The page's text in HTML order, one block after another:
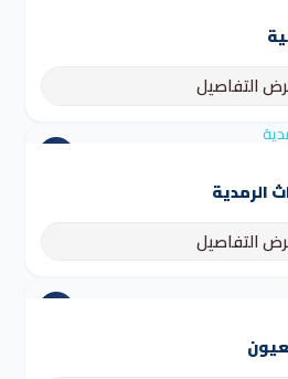
التفاصيل
الرمدية
التفاصيل